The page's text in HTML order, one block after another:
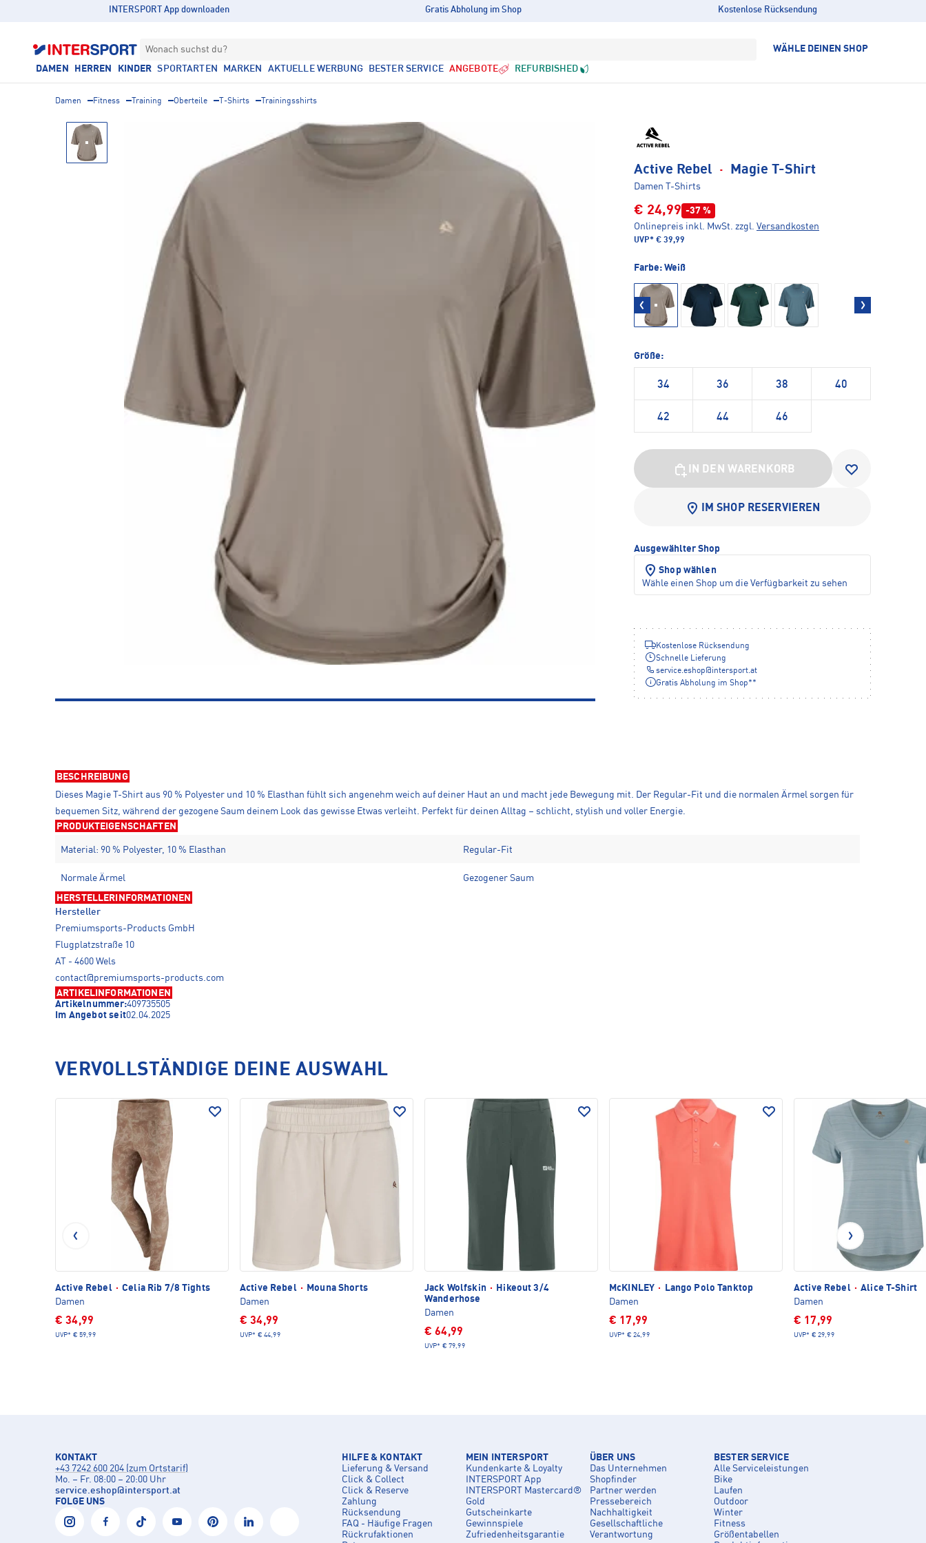
INTERSPORT App downloaden Gratis Abholung im Shop Kostenlose Rücksendung
Wonach suchst du? WÄHLE DEINEN SHOP
DAMEN HERREN KINDER SPORTARTEN MARKEN AKTUELLE WERBUNG BESTER SERVICE ANGEBOTE REFURBISHED
Damen Fitness Training Oberteile T-Shirts Trainingsshirts
Active Rebel · Magie T-Shirt
Damen T-Shirts
€ 24,99 -37 %
Onlinepreis inkl. MwSt. zzgl. Versandkosten
UVP* € 39,99
Farbe: Weiß
Größe:
34 36 38 40
42 44 46
IN DEN WARENKORB
IM SHOP RESERVIEREN
Ausgewählter Shop
Shop wählen
Wähle einen Shop um die Verfügbarkeit zu sehen
Kostenlose Rücksendung
Schnelle Lieferung
service.eshop@intersport.at
Gratis Abholung im Shop**
BESCHREIBUNG
Dieses Magie T-Shirt aus 90 % Polyester und 10 % Elasthan fühlt sich angenehm weich auf deiner Haut an und macht jede Bewegung mit. Der Regular-Fit und die normalen Ärmel sorgen für
bequemen Sitz, während der gezogene Saum deinem Look das gewisse Etwas verleiht. Perfekt für deinen Alltag – schlicht, stylish und voller Energie.
PRODUKTEIGENSCHAFTEN
Material: 90 % Polyester, 10 % Elasthan Regular-Fit
Normale Ärmel Gezogener Saum
HERSTELLERINFORMATIONEN
Hersteller
Premiumsports-Products GmbH
Flugplatzstraße 10
AT - 4600 Wels
contact@premiumsports-products.com
ARTIKELINFORMATIONEN
Artikelnummer:409735505
Im Angebot seit02.04.2025
VERVOLLSTÄNDIGE DEINE AUSWAHL
Active Rebel · Celia Rib 7/8 Tights
Damen
€ 34,99
UVP* € 59,99
Active Rebel ·
Mouna Shorts
Damen
€ 34,99
UVP* € 44,99
Jack Wolfskin ·
Hikeout 3/4
Wanderhose
Damen
€ 64,99
UVP* € 79,99
McKINLEY ·
Lango Polo Tanktop
Damen
€ 17,99
UVP* € 24,99
Active Rebel · Alice T-Shirt
Damen
€ 17,99
UVP* € 29,99
KONTAKT
+43 7242 600 204 (zum Ortstarif)
Mo. – Fr. 08:00 – 20:00 Uhr
service.eshop@intersport.at
FOLGE UNS
HILFE & KONTAKT
Lieferung & Versand
Click & Collect
Click & Reserve
Zahlung
Rücksendung
FAQ - Häufige Fragen
Rückrufaktionen
MEIN INTERSPORT
Kundenkarte & Loyalty
INTERSPORT App
INTERSPORT Mastercard®
Gold
Gutscheinkarte
Gewinnspiele
Zufriedenheitsgarantie
ÜBER UNS
Das Unternehmen
Shopfinder
Partner werden
Pressebereich
Nachhaltigkeit
Gesellschaftliche
Verantwortung
BESTER SERVICE
Alle Serviceleistungen
Bike
Laufen
Outdoor
Winter
Fitness
Größentabellen